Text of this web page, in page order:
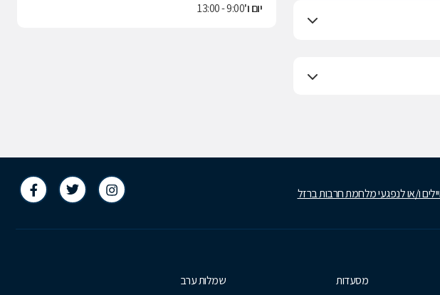
יום ו'9:00 - 13:00
ו/או לנפגעי מלחמת חרבות ברזל
מסעדות
שמלות ערב